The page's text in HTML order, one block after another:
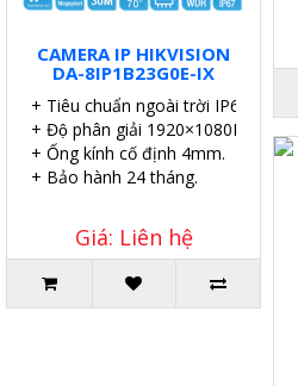
CAMERA IP HIKVISION
DA-8IP1B23G0E-IX
+ Tiêu chuẩn ngoài trời IP67.
+ Độ phân giải 1920×1080P.
+ Ống kính cố định 4mm.
+ Bảo hành 24 tháng.
Giá: Liên hệ